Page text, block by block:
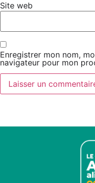
Site web
Enregistrer mon nom,
navigateur pour mon